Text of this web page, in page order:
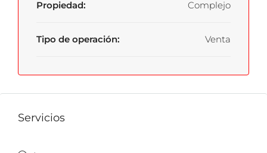
Propiedad: Complejo
Tipo de operación: Venta
Servicios